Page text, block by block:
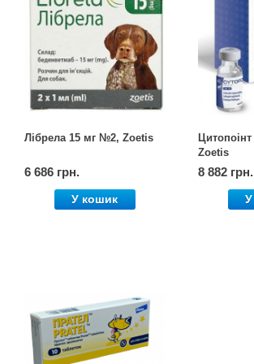
Лібрела 15 мг №2, Zoetis
6 686 грн.
У кошик
Zoetis
8 882 грн.
Ласощі та корма
Vet Diet Canine Wet - ветеринарные
для собак
Лежаки, будиночки, охолоджуючи
килимки
Миски, автогодівниці, поілки
Подарункові сертифікати